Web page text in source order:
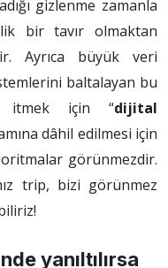
gizlenme zamanla
bir tavır olmaktan
Ayrıca büyük veri
baltalayan bu
itmek için “dijital
dâhil edilmesi için
görünmezdir.
trip, bizi görünmez
yanıltılırsa